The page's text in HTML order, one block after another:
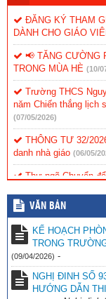
ĐĂNG KÝ THAM
DÀNH CHO GIÁO
📢 TĂNG CƯỜNG
TRONG MÙA HÈ (10/
Trường THCS
năm Chiến thắng lịch
(07/05/2026)
THÔNG TƯ 32/
danh nhà giáo (06/05/
Thư ngõ Chuyển
CÔNG AN XÃ ĐẮK
TRƯỜNG AN TOÀN
TRÃI
(06/05/2026)
Trường THCS
tuyến “S-Race 2026″
TRƯỜNG THCS
VĂN BẢN
KẾ HOẠCH
TRONG
(09/04/2026) -
NGHỊ ĐINH SỐ
HƯỚNG DẪN